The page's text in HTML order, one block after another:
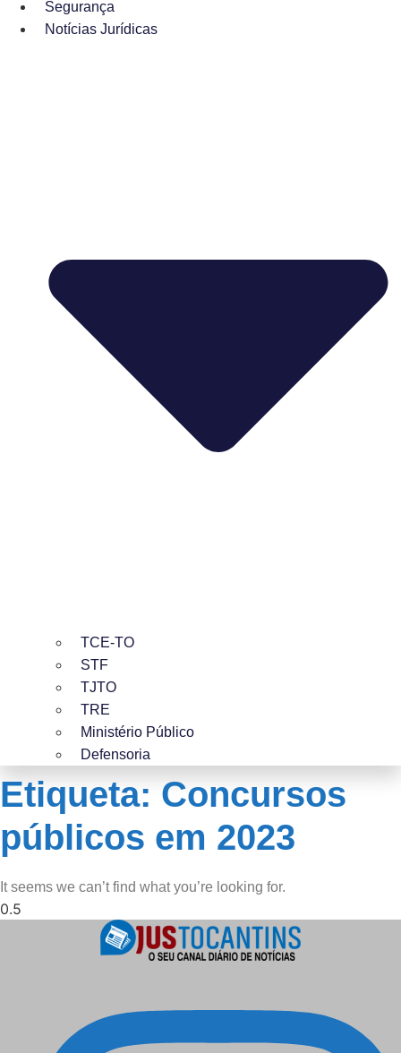
Segurança
Notícias Jurídicas
TCE-TO
STF
TJTO
TRE
Ministério Público
Defensoria
Etiqueta: Concursos
públicos em 2023
It seems we can’t find what you’re looking for.